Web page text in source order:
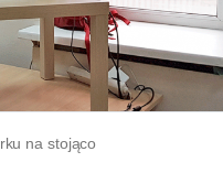
na stojąco